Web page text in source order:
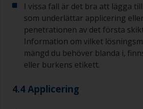
I vissa fall är det bra att lägga
som underlättar applicering
penetrationen av det första
Information om vilket
mängd du behöver blanda i,
eller burkens etikett.
4.4 Applicering